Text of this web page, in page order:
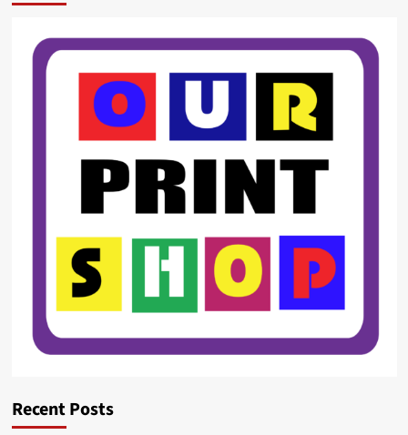
Recent Posts